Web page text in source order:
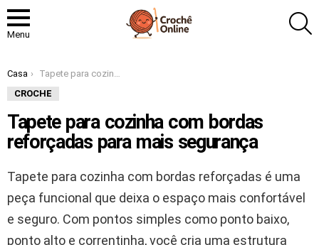
Menu
Você está aqui:
Casa
Tapete para cozinha com bordas reforçadas para mais segurança
CROCHE
Tapete para cozinha com bordas
reforçadas para mais segurança
Tapete para cozinha com bordas reforçadas é uma
peça funcional que deixa o espaço mais confortável
e seguro. Com pontos simples como ponto baixo,
ponto alto e correntinha, você cria uma estrutura